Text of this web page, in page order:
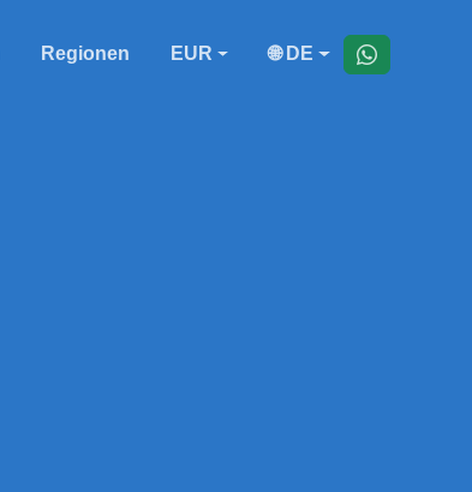
Regionen EUR 🌐 DE